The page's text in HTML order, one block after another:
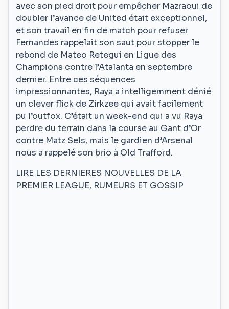
avec son pied droit pour empêcher Mazraoui de
doubler l’avance de United était exceptionnel,
et son travail en fin de match pour refuser
Fernandes rappelait son saut pour stopper le
rebond de Mateo Retegui en Ligue des
Champions contre l’Atalanta en septembre
dernier. Entre ces séquences
impressionnantes, Raya a intelligemment dénié
un clever flick de Zirkzee qui avait facilement
pu l’outfox. C’était un week-end qui a vu Raya
perdre du terrain dans la course au Gant d’Or
contre Matz Sels, mais le gardien d’Arsenal
nous a rappelé son brio à Old Trafford.
LIRE LES DERNIERES NOUVELLES DE LA
PREMIER LEAGUE, RUMEURS ET GOSSIP